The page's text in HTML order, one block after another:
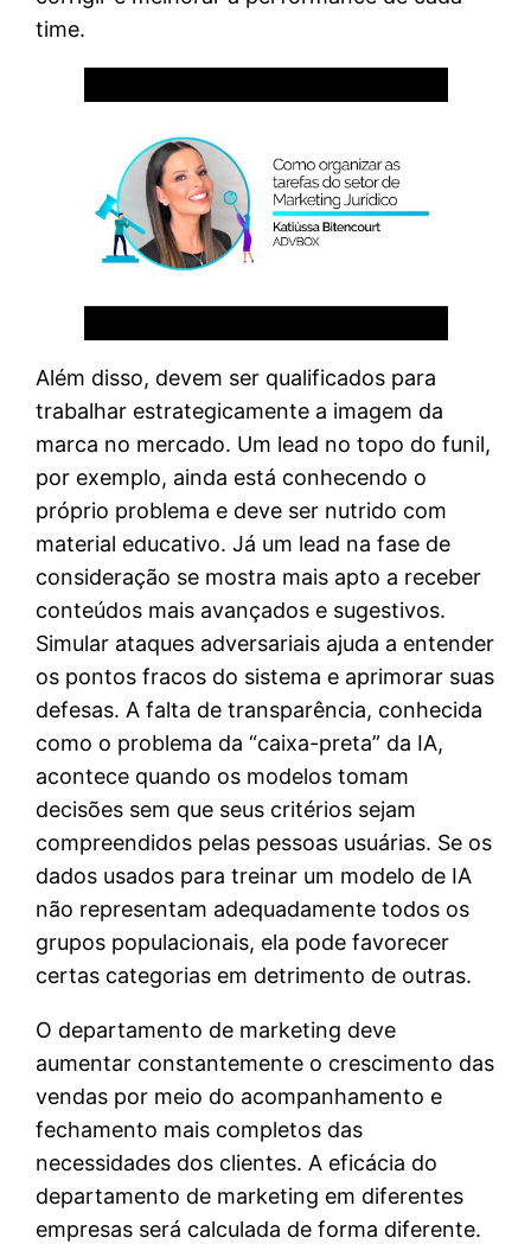
time.
Além disso, devem ser qualificados para
trabalhar estrategicamente a imagem da
marca no mercado. Um lead no topo do funil,
por exemplo, ainda está conhecendo o
próprio problema e deve ser nutrido com
material educativo. Já um lead na fase de
consideração se mostra mais apto a receber
conteúdos mais avançados e sugestivos.
Simular ataques adversariais ajuda a entender
os pontos fracos do sistema e aprimorar suas
defesas. A falta de transparência, conhecida
como o problema da “caixa-preta” da IA,
acontece quando os modelos tomam
decisões sem que seus critérios sejam
compreendidos pelas pessoas usuárias. Se os
dados usados para treinar um modelo de IA
não representam adequadamente todos os
grupos populacionais, ela pode favorecer
certas categorias em detrimento de outras.
O departamento de marketing deve
aumentar constantemente o crescimento das
vendas por meio do acompanhamento e
fechamento mais completos das
necessidades dos clientes. A eficácia do
departamento de marketing em diferentes
empresas será calculada de forma diferente.